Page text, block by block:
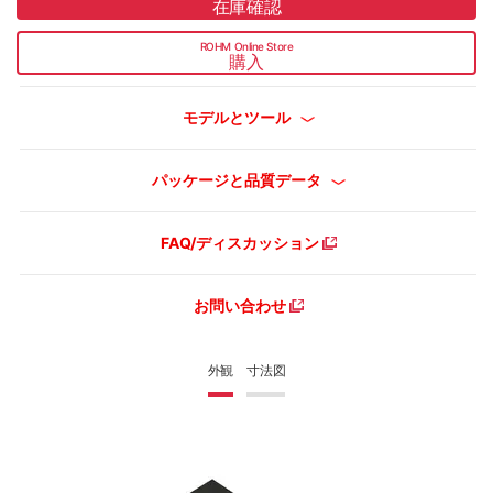
外観 寸法図
在庫確認
ROHM Online Store
購入
モデルとツール
パッケージと品質データ
FAQ/ディスカッション
お問い合わせ